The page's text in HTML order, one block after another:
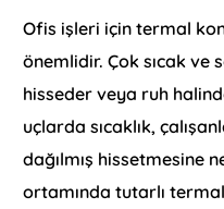
Ofis işleri için termal
önemlidir. Çok sıcak ve
hisseder veya ruh
uçlarda sıcaklık,
dağılmış hissetmesine
ortamında tutarlı